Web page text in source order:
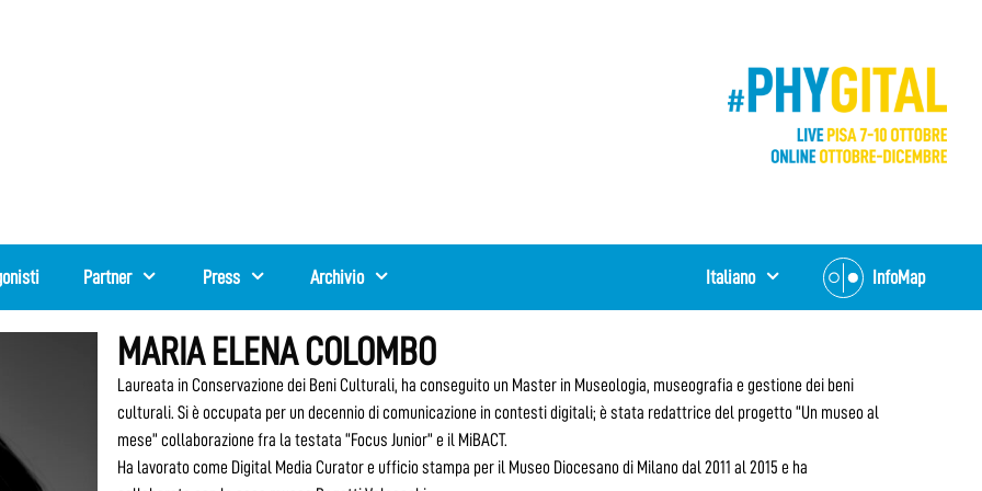
Partner Press Archivio InfoMap
Italiano
MARIA ELENA COLOMBO
Laureata in Conservazione dei Beni Culturali, ha conseguito un Master in Museologia, museografia e gestione dei beni
culturali. Si è occupata per un decennio di comunicazione in contesti digitali; è stata redattrice del progetto “Un museo al
mese” collaborazione fra la testata “Focus Junior” e il MiBACT.
Ha lavorato come Digital Media Curator e ufficio stampa per il Museo Diocesano di Milano dal 2011 al 2015 e ha